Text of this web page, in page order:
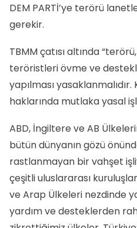
DEM PARTİ’ye terörü
gerekir.
TBMM çatısı altında
teröristleri övme ve
yapılması
haklarında mutlaka yasal
ABD, İngiltere ve AB
bütün dünyanın gözü
rastlanmayan bir vahşet
çeşitli uluslararası
ve Arap Ülkeleri nezdinde
yardım ve desteklerden